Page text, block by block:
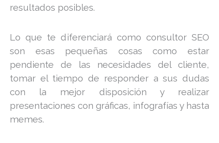
resultados posibles.
Lo que te diferenciará como consultor SEO
son esas pequeñas cosas como estar
pendiente de las necesidades del cliente,
tomar el tiempo de responder a sus dudas
con la mejor disposición y realizar
presentaciones con gráficas, infografías y hasta
memes.